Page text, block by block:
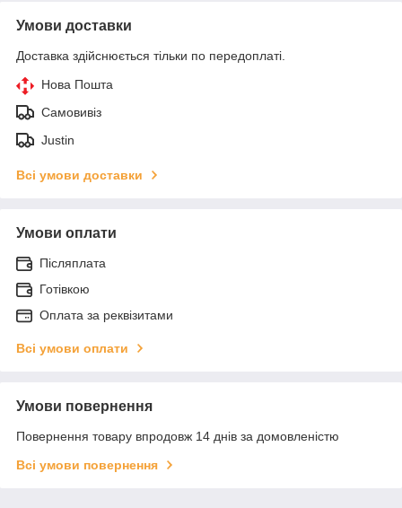
Умови доставки
Доставка здійснюється тільки по передоплаті.
Нова Пошта
Самовивіз
Justin
Всі умови доставки
Умови оплати
Післяплата
Готівкою
Оплата за реквізитами
Всі умови оплати
Умови повернення
Повернення товару впродовж 14 днів за домовленістю
Всі умови повернення